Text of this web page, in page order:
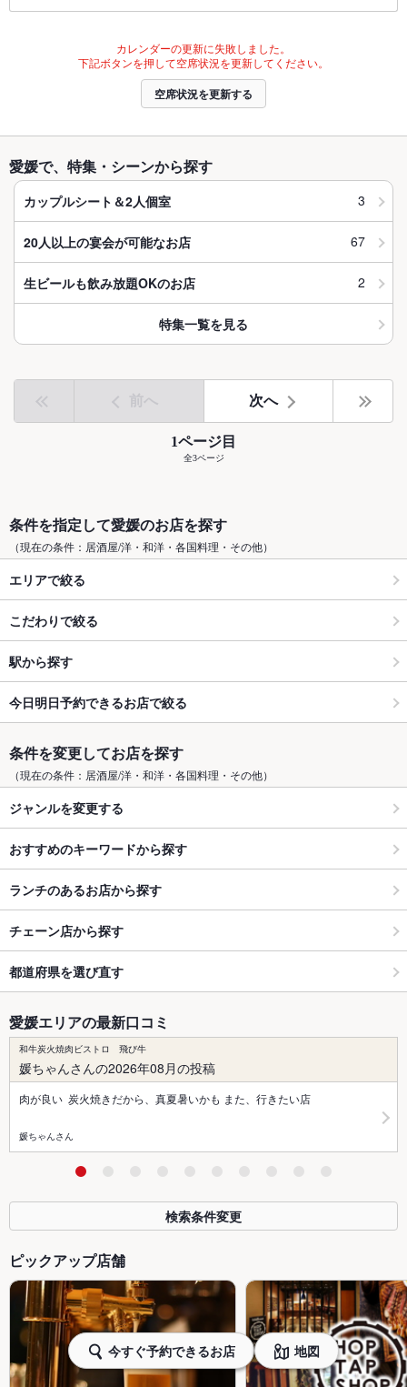
カレンダーの更新に失敗しました。
下記ボタンを押して空席状況を更新してください。
空席状況を更新する
愛媛で、特集・シーンから探す
カップルシート＆2人個室 3
20人以上の宴会が可能なお店 67
生ビールも飲み放題OKのお店 2
特集一覧を見る
前へ 次へ
1ページ目
全3ページ
条件を指定して愛媛のお店を探す
（現在の条件：居酒屋/洋・和洋・各国料理・その他）
エリアで絞る
こだわりで絞る
駅から探す
今日明日予約できるお店で絞る
条件を変更してお店を探す
（現在の条件：居酒屋/洋・和洋・各国料理・その他）
ジャンルを変更する
おすすめのキーワードから探す
ランチのあるお店から探す
チェーン店から探す
都道府県を選び直す
愛媛エリアの最新口コミ
和牛炭火焼肉ビストロ 飛び牛
媛ちゃんさんの2026年08月の投稿
肉が良い 炭火焼きだから、真夏暑いかも また、行きたい店
媛ちゃんさん
検索条件変更
ピックアップ店舗
今すぐ予約できるお店 地図